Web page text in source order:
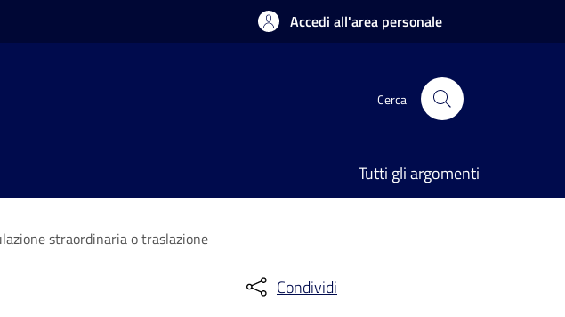
Accedi all'area personale
Cerca
Tutti gli argomenti
straordinaria o traslazione
Condividi